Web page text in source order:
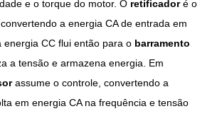
e o torque do motor. O retificadoré o
a energia CA de entrada em
energia CC flui então para o barramento
a tensão e armazena energia. Em
assume o controle, convertendo a
em energia CA na frequência e tensão